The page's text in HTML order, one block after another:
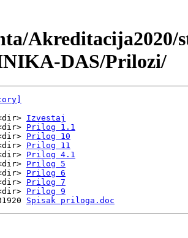
Akreditacija2020/
DAS/Prilozi/
Izvestaj
Prilog 1.1
Prilog 10
Prilog 11
Prilog 4.1
Prilog 5
Prilog 6
Prilog 7
Prilog 9
Spisak priloga.doc